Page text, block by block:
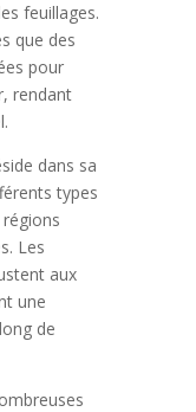
feuillages.
que des
pour
rendant
dans sa
types
Les
aux
une
de